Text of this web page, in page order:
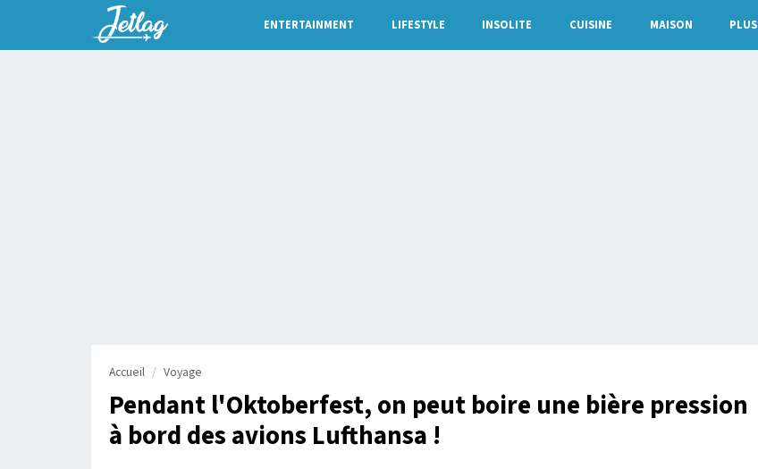
ENTERTAINMENT LIFESTYLE INSOLITE CUISINE MAISON PLUS
Accueil Voyage
Pendant l'Oktoberfest, on peut boire une bière pression
à bord des avions Lufthansa !